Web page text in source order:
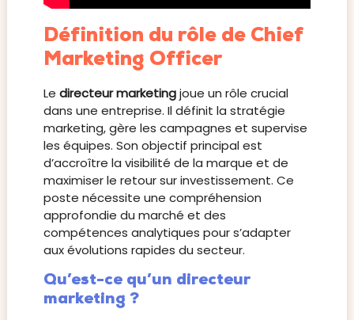
Définition du rôle de Chief
Marketing Officer
Le directeur marketingjoue un rôle crucial
dans une entreprise. Il définit la stratégie
marketing, gère les campagnes et supervise
les équipes. Son objectif principal est
d’accroître la visibilité de la marque et de
maximiser le retour sur investissement. Ce
poste nécessite une compréhension
approfondie du marché et des
compétences analytiques pour s’adapter
aux évolutions rapides du secteur.
Qu’est-ce qu’un directeur
marketing ?